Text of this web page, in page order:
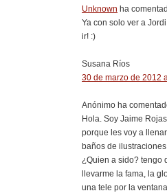
Unknown ha
Ya con solo ver a
ir! :)
Susana Ríos
30 de marzo de 2012
Anónimo ha
Hola. Soy Jaime
porque les voy a
baños de
¿Quien a sido? tengo
llevarme la fama, la
una tele por la